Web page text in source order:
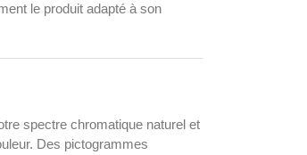
le produit adapté à son
spectre chromatique naturel et
Des pictogrammes